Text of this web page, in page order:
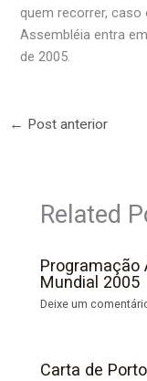
quem recorrer,
Assembléia entra
de 2005.
← Post anterior
Related
Programação
Mundial 2005
Deixe um
Carta de